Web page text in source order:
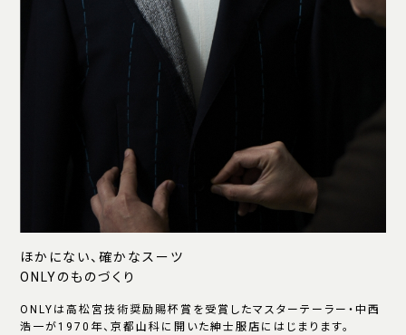
ほかにない、確かなスーツ
ONLYのものづくり
ONLYは高松宮技術奨励賜杯賞を受賞したマスターテーラー・中西
浩一が1970年、京都山科に開いた紳士服店にはじまります。